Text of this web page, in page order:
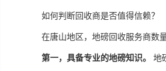
如何判断回收商是否值得信赖？
在唐山地区，地磅回收服务商数
第一，具备专业的地磅知识。 地